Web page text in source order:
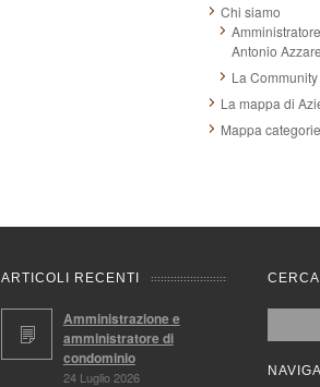
Chi siamo
Antonio
La
La mappa di
Mappa categorie
ARTICOLI RECENTI
Amministrazione e
amministratore di
condominio
24 Luglio 2026